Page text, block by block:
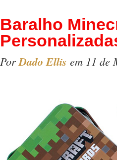
Baralho
PorDado Ellis em 11 de